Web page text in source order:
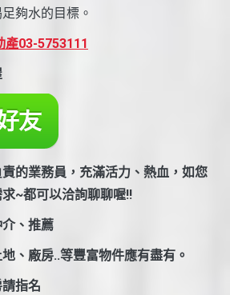
夠水的目標。
產03-5753111
的業務員，充滿活力、熱血，如您
~都可以洽詢聊聊喔!!
、推薦
、廠房..等豐富物件應有盡有。
指名